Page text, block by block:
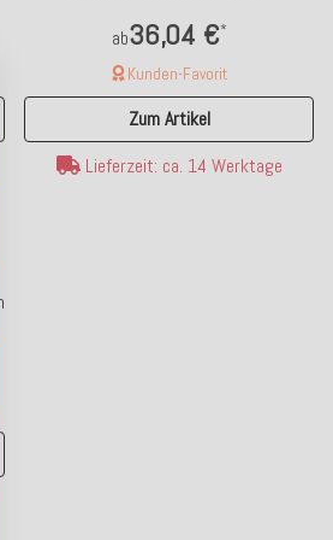
ab36,04 €*
Kunden-Favorit
Zum Artikel
Lieferzeit: ca. 14 Werktage